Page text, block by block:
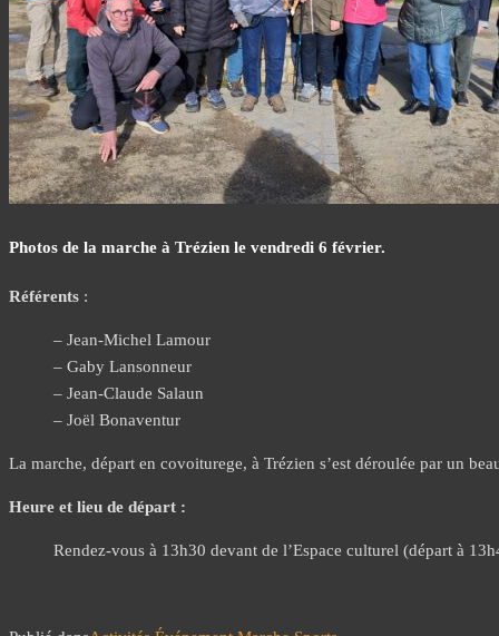
Photos de la marche à Trézien le vendredi 6 février.
Référents :
– Jean-Michel Lamour
– Gaby Lansonneur
– Jean-Claude Salaun
– Joël Bonaventur
La marche, départ en covoiturege, à Trézien s’est déroulée par un
Heure et lieu de départ :
Rendez-vous à 13h30 devant de l’Espace culturel (départ à